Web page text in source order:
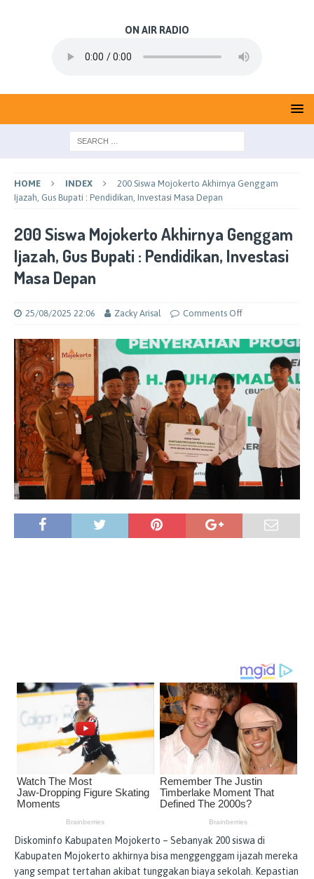
ON AIR RADIO
HOME INDEX
200 Siswa Mojokerto Akhirnya Genggam
Ijazah, Gus Bupati : Pendidikan, Investasi Masa Depan
200 Siswa Mojokerto Akhirnya Genggam
Ijazah, Gus Bupati : Pendidikan, Investasi
Masa Depan
25/08/2025 22:06 Zacky Arisal Comments Off
Diskominfo Kabupaten Mojokerto – Sebanyak 200 siswa di
Kabupaten Mojokerto akhirnya bisa menggenggam ijazah mereka
yang sempat tertahan akibat tunggakan biaya sekolah. Kepastian